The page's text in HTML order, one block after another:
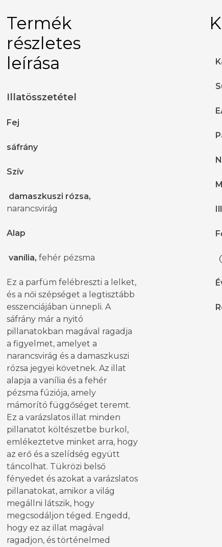
Termék
részletes
leírása
Illatösszetétel
Fej
sáfrány
Szív
damaszkuszi rózsa,
narancsvirág
Alap
vanília, fehér pézsma
Ez a parfüm felébreszti a lelket,
és a női szépséget a legtisztább
esszenciájában ünnepli. A
sáfrány már a nyitó
pillanatokban magával ragadja
a figyelmet, amelyet a
narancsvirág és a damaszkuszi
rózsa jegyei követnek. Az illat
alapja a vanília és a fehér
pézsma fúziója, amely
mámorító függőséget teremt.
Ez a varázslatos illat minden
pillanatot költészetbe burkol,
emlékeztetve minket arra, hogy
az erő és a szelídség együtt
táncolhat. Tükrözi belső
fényedet és azokat a varázslatos
pillanatokat, amikor a világ
megállni látszik, hogy
megcsodáljon téged. Engedd,
hogy ez az illat magával
ragadjon, és történelmed